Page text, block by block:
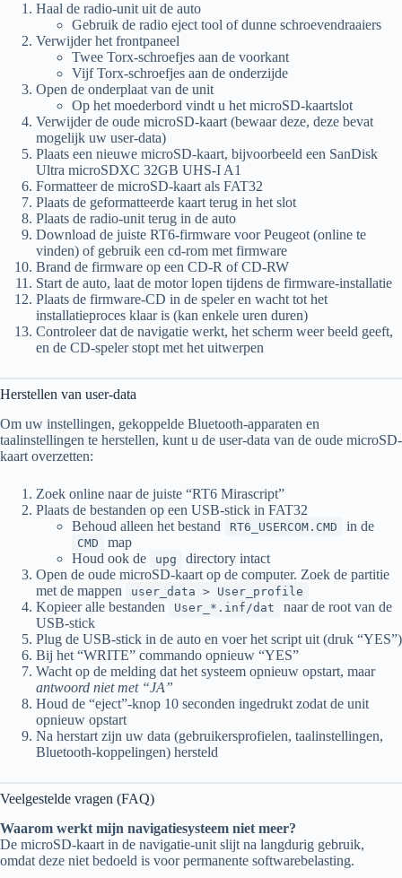
Haal de radio-unit uit de auto
Gebruik de radio eject tool of dunne schroevendraaiers
Verwijder het frontpaneel
Twee Torx-schroefjes aan de voorkant
Vijf Torx-schroefjes aan de onderzijde
Open de onderplaat van de unit
Op het moederbord vindt u het microSD-kaartslot
Verwijder de oude microSD-kaart (bewaar deze, deze bevat
mogelijk uw user-data)
Plaats een nieuwe microSD-kaart, bijvoorbeeld een SanDisk
Ultra microSDXC 32GB UHS-I A1
Formatteer de microSD-kaart als FAT32
Plaats de geformatteerde kaart terug in het slot
Plaats de radio-unit terug in de auto
Download de juiste RT6-firmware voor Peugeot (online te
vinden) of gebruik een cd-rom met firmware
Brand de firmware op een CD-R of CD-RW
Start de auto, laat de motor lopen tijdens de firmware-installatie
Plaats de firmware-CD in de speler en wacht tot het
installatieproces klaar is (kan enkele uren duren)
Controleer dat de navigatie werkt, het scherm weer beeld geeft,
en de CD-speler stopt met het uitwerpen
Herstellen van user-data
Om uw instellingen, gekoppelde Bluetooth-apparaten en
taalinstellingen te herstellen, kunt u de user-data van de oude microSD-
kaart overzetten:
Zoek online naar de juiste “RT6 Mirascript”
Plaats de bestanden op een USB-stick in FAT32
Behoud alleen het bestand
RT6_USERCOM.CMD in de
CMD
map
Houd ook de
upg
directory intact
Open de oude microSD-kaart op de computer. Zoek de partitie
met de mappen
user_data > User_profile
Kopieer alle bestanden User_*.inf/dat
naar de root van de
USB-stick
Plug de USB-stick in de auto en voer het script uit (druk “YES”)
Bij het “WRITE” commando opnieuw “YES”
Wacht op de melding dat het systeem opnieuw opstart, maar
antwoord niet met “JA”
Houd de “eject”-knop 10 seconden ingedrukt zodat de unit
opnieuw opstart
Na herstart zijn uw data (gebruikersprofielen, taalinstellingen,
Bluetooth-koppelingen) hersteld
Veelgestelde vragen (FAQ)
Waarom werkt mijn navigatiesysteem niet meer?
De microSD-kaart in de navigatie-unit slijt na langdurig gebruik,
omdat deze niet bedoeld is voor permanente softwarebelasting.